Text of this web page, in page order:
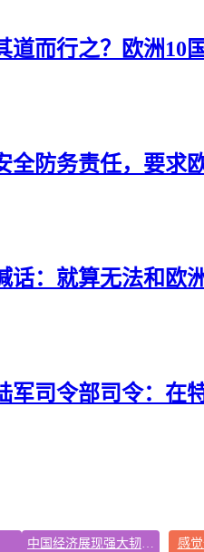
道而行之？欧洲10
全防务责任，要求
话：就算无法和欧
军司令部司令：在
中国经济展现强大韧性和活力 感